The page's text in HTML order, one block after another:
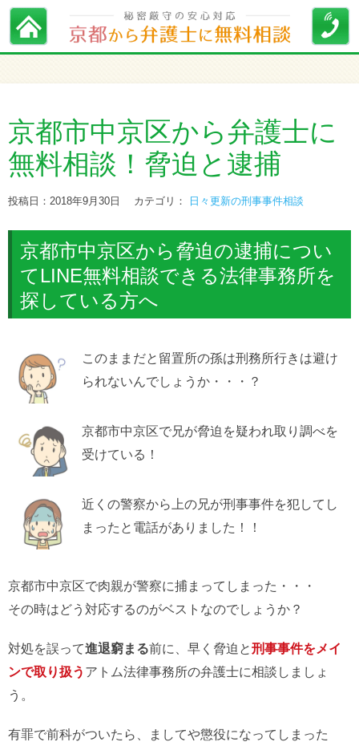
京都市中京区から弁護士に
無料相談！脅迫と逮捕
投稿日：2018年9月30日 カテゴリ： 日々更新の刑事事件相談
京都市中京区から脅迫の逮捕につい
てLINE無料相談できる法律事務所を
探している方へ
このままだと留置所の孫は刑務所行きは避け
られないんでしょうか・・・？
京都市中京区で兄が脅迫を疑われ取り調べを
受けている！
近くの警察から上の兄が刑事事件を犯してし
まったと電話がありました！！
京都市中京区で肉親が警察に捕まってしまった・・・
その時はどう対応するのがベストなのでしょうか？
対処を誤って進退窮まる前に、早く脅迫と刑事事件をメイ
ンで取り扱う アトム法律事務所の弁護士に相談しましょ
う。
有罪で前科がついたら、ましてや懲役になってしまった